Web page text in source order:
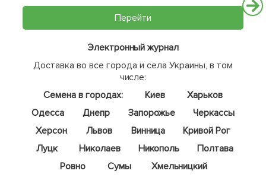
Перейти
Электронный журнал
Доставка во все города и села Украины, в том
числе:
Семена в городах:
Киев
Харьков
Одесса
Днепр Запорожье
Черкассы
Херсон
Львов Винница
Кривой Рог
Луцк
Николаев Никополь
Полтава
Ровно
Сумы
Хмельницкий